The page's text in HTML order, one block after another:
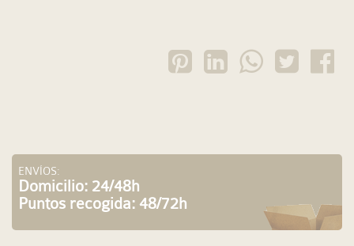
ENVÍOS:
Domicilio: 24/48h
Puntos recogida: 48/72h